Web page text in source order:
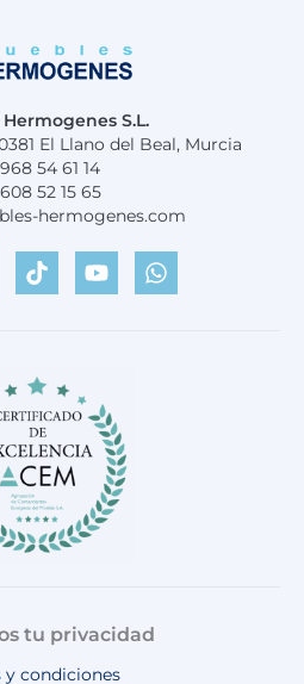
S.L.
El Llano del Beal, Murcia
968 54 61 14
608 52 15 65
hermogenes.com
T
i
k
Y
o
u
W
h
a
tu privacidad
y condiciones